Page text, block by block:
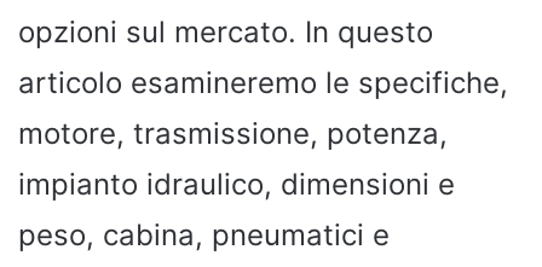
opzioni sul mercato. In questo
articolo esamineremo le specifiche,
motore, trasmissione, potenza,
impianto idraulico, dimensioni e
peso, cabina, pneumatici e